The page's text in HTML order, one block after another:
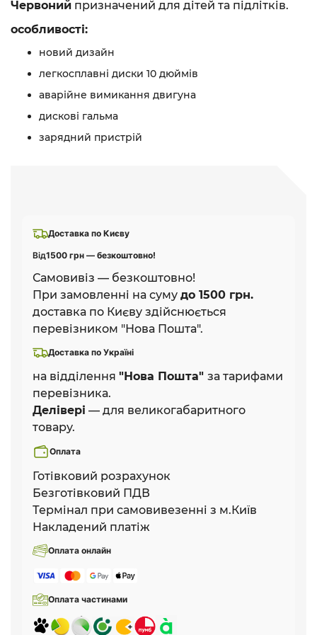
Доставка по Києву
Від1500 грн — безкоштовно!
Самовивіз — безкоштовно!
При замовленні на суму до 1500 грн.
доставка по Києву здійснюється
перевізником "Нова Пошта".
Доставка по Україні
на відділення "Нова Пошта" за тарифами
перевізника.
Делівері — для великогабаритного
товару.
Оплата
Готівковий розрахунок
Безготівковий ПДВ
Термінал при самовивезенні з м.Київ
Накладений платіж
Оплата онлайн
Оплата частинами
Червоний призначений для дітей та підлітків.
особливості:
новий дизайн
легкосплавні диски 10 дюймів
аварійне вимикання двигуна
дискові гальма
зарядний пристрій